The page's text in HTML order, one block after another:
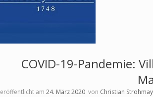
COVID-19-Pandemie:
Veröffentlicht am 24. März 2020 von Christian